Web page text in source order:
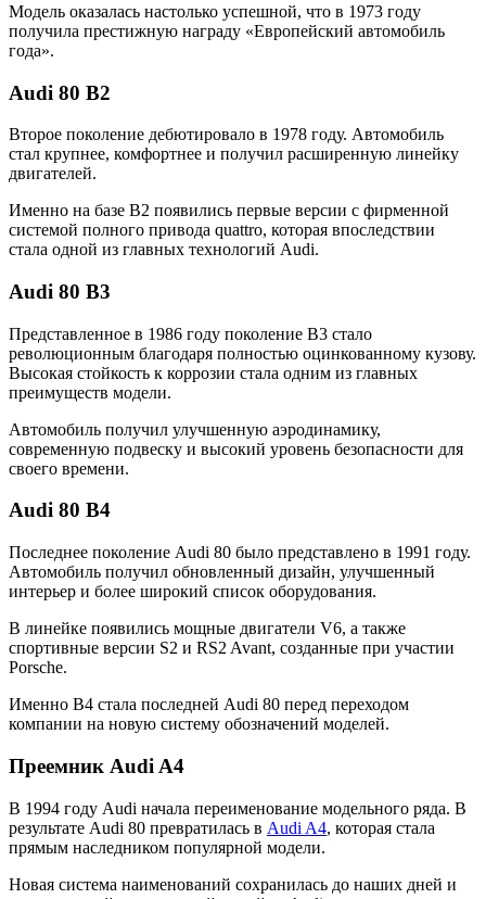
Модель оказалась настолько успешной, что в 1973 году
получила престижную награду «Европейский автомобиль
года».
Audi 80 B2
Второе поколение дебютировало в 1978 году. Автомобиль
стал крупнее, комфортнее и получил расширенную линейку
двигателей.
Именно на базе B2 появились первые версии с фирменной
системой полного привода quattro, которая впоследствии
стала одной из главных технологий Audi.
Audi 80 B3
Представленное в 1986 году поколение B3 стало
революционным благодаря полностью оцинкованному кузову.
Высокая стойкость к коррозии стала одним из главных
преимуществ модели.
Автомобиль получил улучшенную аэродинамику,
современную подвеску и высокий уровень безопасности для
своего времени.
Audi 80 B4
Последнее поколение Audi 80 было представлено в 1991 году.
Автомобиль получил обновленный дизайн, улучшенный
интерьер и более широкий список оборудования.
В линейке появились мощные двигатели V6, а также
спортивные версии S2 и RS2 Avant, созданные при участии
Porsche.
Именно B4 стала последней Audi 80 перед переходом
компании на новую систему обозначений моделей.
Преемник Audi A4
В 1994 году Audi начала переименование модельного ряда. В
результате Audi 80 превратилась в Audi A4, которая стала
прямым наследником популярной модели.
Новая система наименований сохранилась до наших дней и